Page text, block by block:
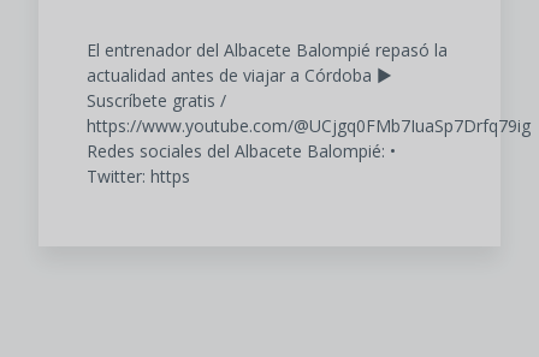
El entrenador del Albacete Balompié repasó la
actualidad antes de viajar a Córdoba ▶️
Suscríbete gratis /
https://www.youtube.com/@UCjgq0FMb7IuaSp7Drfq79ig
Redes sociales del Albacete Balompié: •⁠
⁠Twitter: https